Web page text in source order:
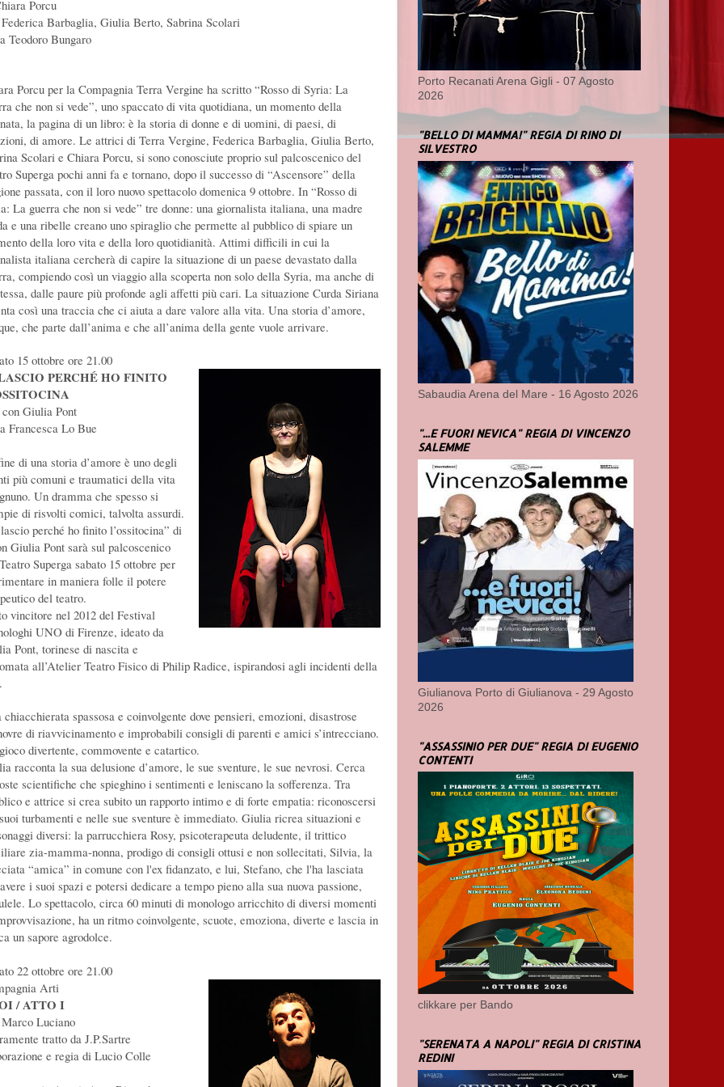
Porcu
Barbaglia, Giulia Berto, Sabrina Scolari
Teodoro Bungaro
Porcu per la Compagnia Terra Vergine ha scritto “Rosso di Syria: La
che non si vede”, uno spaccato di vita quotidiana, un momento della
la pagina di un libro: è la storia di donne e di uomini, di paesi, di
di amore. Le attrici di Terra Vergine, Federica Barbaglia, Giulia Berto,
Scolari e Chiara Porcu, si sono conosciute proprio sul palcoscenico del
Superga pochi anni fa e tornano, dopo il successo di “Ascensore” della
passata, con il loro nuovo spettacolo domenica 9 ottobre. In “Rosso di
La guerra che non si vede” tre donne: una giornalista italiana, una madre
e una ribelle creano uno spiraglio che permette al pubblico di spiare un
della loro vita e della loro quotidianità. Attimi difficili in cui la
italiana cercherà di capire la situazione di un paese devastato dalla
compiendo così un viaggio alla scoperta non solo della Syria, ma anche di
dalle paure più profonde agli affetti più cari. La situazione Curda Siriana
così una traccia che ci aiuta a dare valore alla vita. Una storia d’amore,
che parte dall’anima e che all’anima della gente vuole arrivare.
15 ottobre ore 21.00
PERCHÉ HO FINITO
Giulia Pont
Francesca Lo Bue
di una storia d’amore è uno degli
più comuni e traumatici della vita
Un dramma che spesso si
di risvolti comici, talvolta assurdi.
perché ho finito l’ossitocina” di
Giulia Pont sarà sul palcoscenico
Superga sabato 15 ottobre per
in maniera folle il potere
del teatro.
vincitore nel 2012 del Festival
UNO di Firenze, ideato da
Pont, torinese di nascita e
all’Atelier Teatro Fisico di Philip Radice, ispirandosi agli incidenti della
chiacchierata spassosa e coinvolgente dove pensieri, emozioni, disastrose
di riavvicinamento e improbabili consigli di parenti e amici s’intrecciano.
divertente, commovente e catartico.
racconta la sua delusione d’amore, le sue sventure, le sue nevrosi. Cerca
scientifiche che spieghino i sentimenti e leniscano la sofferenza. Tra
e attrice si crea subito un rapporto intimo e di forte empatia: riconoscersi
turbamenti e nelle sue sventure è immediato. Giulia ricrea situazioni e
diversi: la parrucchiera Rosy, psicoterapeuta deludente, il trittico
zia-mamma-nonna, prodigo di consigli ottusi e non sollecitati, Silvia, la
“amica” in comune con l'ex fidanzato, e lui, Stefano, che l'ha lasciata
i suoi spazi e potersi dedicare a tempo pieno alla sua nuova passione,
Lo spettacolo, circa 60 minuti di monologo arricchito di diversi momenti
ha un ritmo coinvolgente, scuote, emoziona, diverte e lascia in
un sapore agrodolce.
22 ottobre ore 21.00
Arti
/ ATTO I
Luciano
tratto da J.P.Sartre
e regia di Lucio Colle
Porto Recanati Arena Gigli - 07 Agosto
2026
"BELLO DI MAMMA!" REGIA DI RINO DI
SILVESTRO
Sabaudia Arena del Mare - 16 Agosto 2026
"...E FUORI NEVICA" REGIA DI VINCENZO
SALEMME
Giulianova Porto di Giulianova - 29 Agosto
2026
"ASSASSINIO PER DUE" REGIA DI EUGENIO
CONTENTI
clikkare per Bando
"SERENATA A NAPOLI" REGIA DI CRISTINA
REDINI